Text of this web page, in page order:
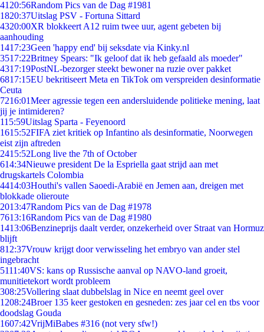
41 20:56Random Pics van de Dag #1981
1820:37Uitslag PSV - Fortuna Sittard
4320:00XR blokkeert A12 ruim twee uur, agent gebeten bij
aanhouding
1417:23Geen 'happy end' bij seksdate via Kinky.nl
3517:22Britney Spears: "Ik geloof dat ik heb gefaald als moeder"
4317:19PostNL-bezorger steekt bewoner na ruzie over pakket
6817:15EU bekritiseert Meta en TikTok om verspreiden desinformatie
Ceuta
7216:01Meer agressie tegen een andersluidende politieke mening, laat
jij je intimideren?
115:59Uitslag Sparta - Feyenoord
1615:52FIFA ziet kritiek op Infantino als desinformatie, Noorwegen
eist zijn aftreden
2415:52Long live the 7th of October
614:34Nieuwe president De la Espriella gaat strijd aan met
drugskartels Colombia
4414:03Houthi's vallen Saoedi-Arabië en Jemen aan, dreigen met
blokkade olieroute
2013:47Random Pics van de Dag #1978
7613:16Random Pics van de Dag #1980
1413:06Benzineprijs daalt verder, onzekerheid over Straat van Hormuz
blijft
812:37Vrouw krijgt door verwisseling het embryo van ander stel
ingebracht
5111:40VS: kans op Russische aanval op NAVO-land groeit,
munitietekort wordt probleem
308:25Vollering slaat dubbelslag in Nice en neemt geel over
1208:24Broer 135 keer gestoken en gesneden: zes jaar cel en tbs voor
doodslag Gouda
1607:42VrijMiBabes #316 (not very sfw!)